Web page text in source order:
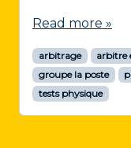
Read more »
arbitrage arbitre
groupe la poste
tests physique